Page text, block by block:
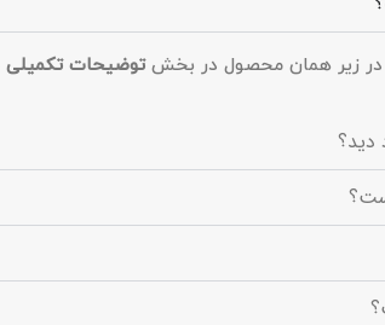
در زیر همان محصول در بخشتوضیحات تکمیلی
دید؟